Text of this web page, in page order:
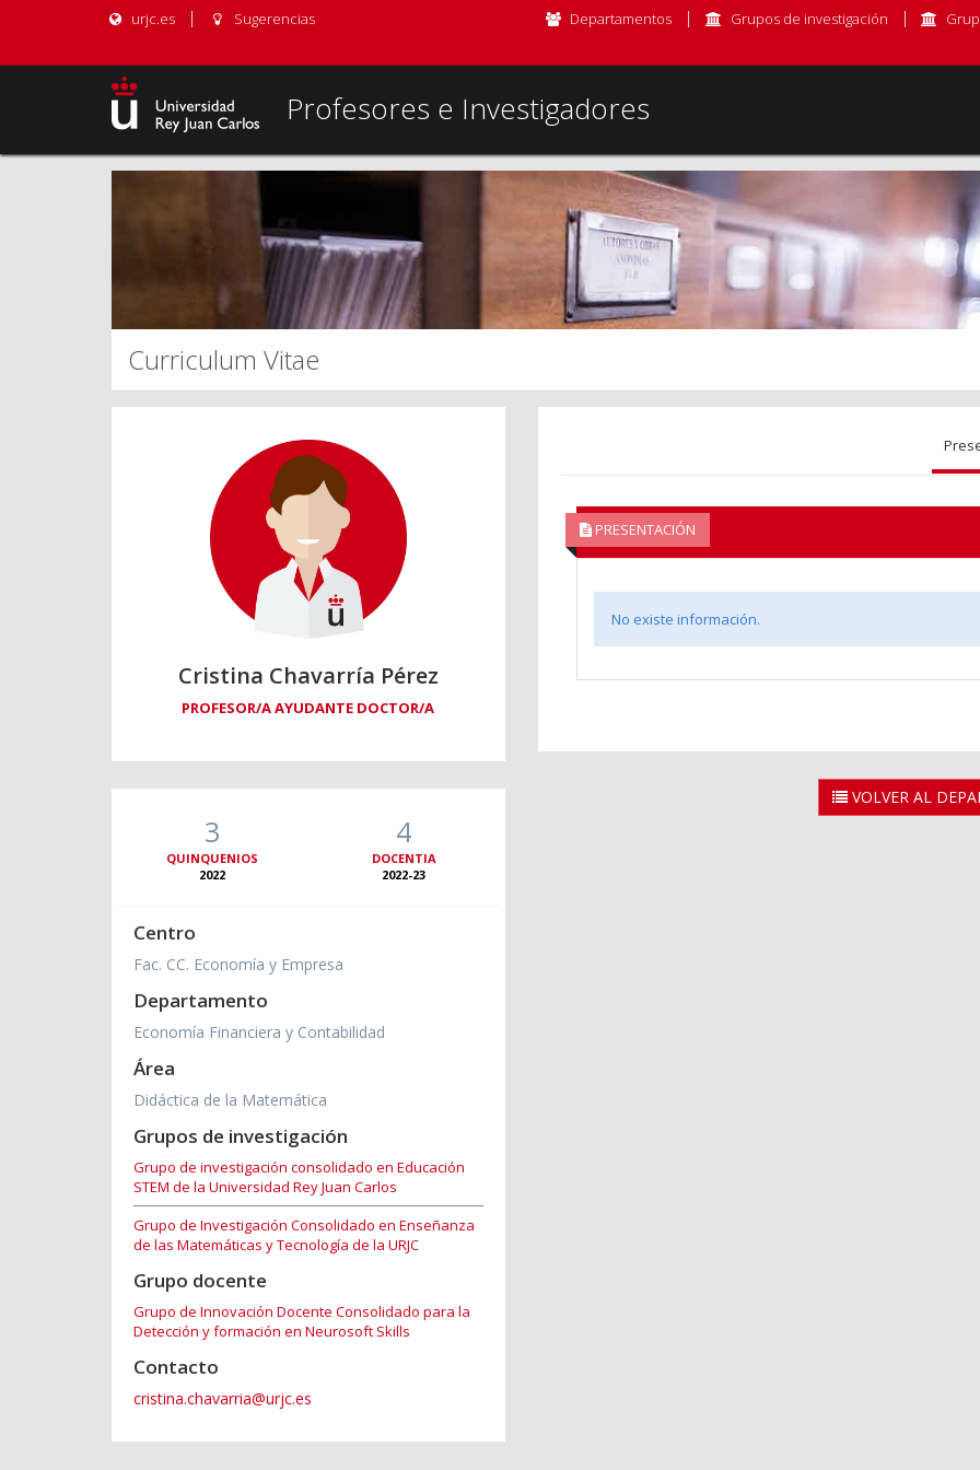
urjc.es Sugerencias Departamentos Grupos de investigación
Profesores e Investigadores
Curriculum Vitae
Cristina Chavarría Pérez
PROFESOR/A AYUDANTE DOCTOR/A
3
QUINQUENIOS
2022
4
DOCENTIA
2022-23
Centro
Fac. CC. Economía y Empresa
Departamento
Economía Financiera y Contabilidad
Área
Didáctica de la Matemática
Grupos de investigación
Grupo de investigación consolidado en Educación
STEM de la Universidad Rey Juan Carlos
Grupo de Investigación Consolidado en Enseñanza
de las Matemáticas y Tecnología de la URJC
Grupo docente
Grupo de Innovación Docente Consolidado para la
Detección y formación en Neurosoft Skills
Contacto
cristina.chavarria@urjc.es
PRESENTACIÓN
No existe información.
VOLVER AL